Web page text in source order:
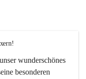
wunderschönes
besonderen